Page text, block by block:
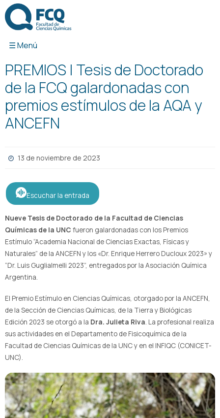
contenido
PREMIOS | Tesis de Doctorado
de la FCQ galardonadas con
premios estímulos de la AQA y
ANCEFN
13 de noviembre de 2023
Escuchar la entrada
Nueve Tesis de Doctorado de la Facultad de Ciencias
Químicas de la UNC fueron galardonadas con los Premios
Estímulo “Academia Nacional de Ciencias Exactas, Físicas y
Naturales” de la ANCEFN y los «Dr. Enrique Herrero Ducloux 2023» y
“Dr. Luis Guglialmelli 2023”, entregados por la Asociación Química
Argentina.
El Premio Estímulo en Ciencias Químicas, otorgado por la ANCEFN,
de la Sección de Ciencias Químicas, de la Tierra y Biológicas
Edición 2023 se otorgó a la Dra. Julieta Riva. La profesional realiza
sus actividades en el Departamento de Fisicoquímica de la
Facultad de Ciencias Químicas de la UNC y en el INFIQC (CONICET-
UNC).